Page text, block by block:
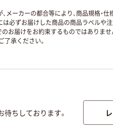
ーカーの都合等により、商品規格・仕
必ずお届けした商品の商品ラベルや
のお届けをお約束するものではありませ
承ください。
ちしております。